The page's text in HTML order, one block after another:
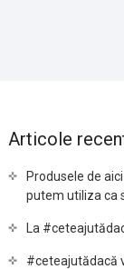
Articole
Produsele de
putem utiliza ca
La
#ceteajutădacă